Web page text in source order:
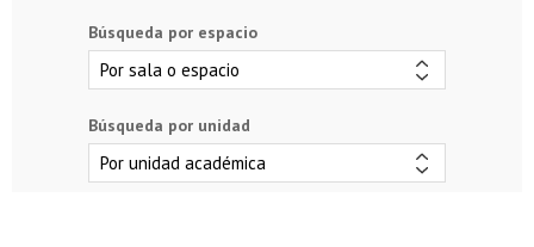
Búsqueda por espacio
Búsqueda por unidad